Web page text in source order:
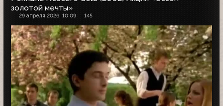
золотой мечты»
29 апреля 2026, 10:09 145